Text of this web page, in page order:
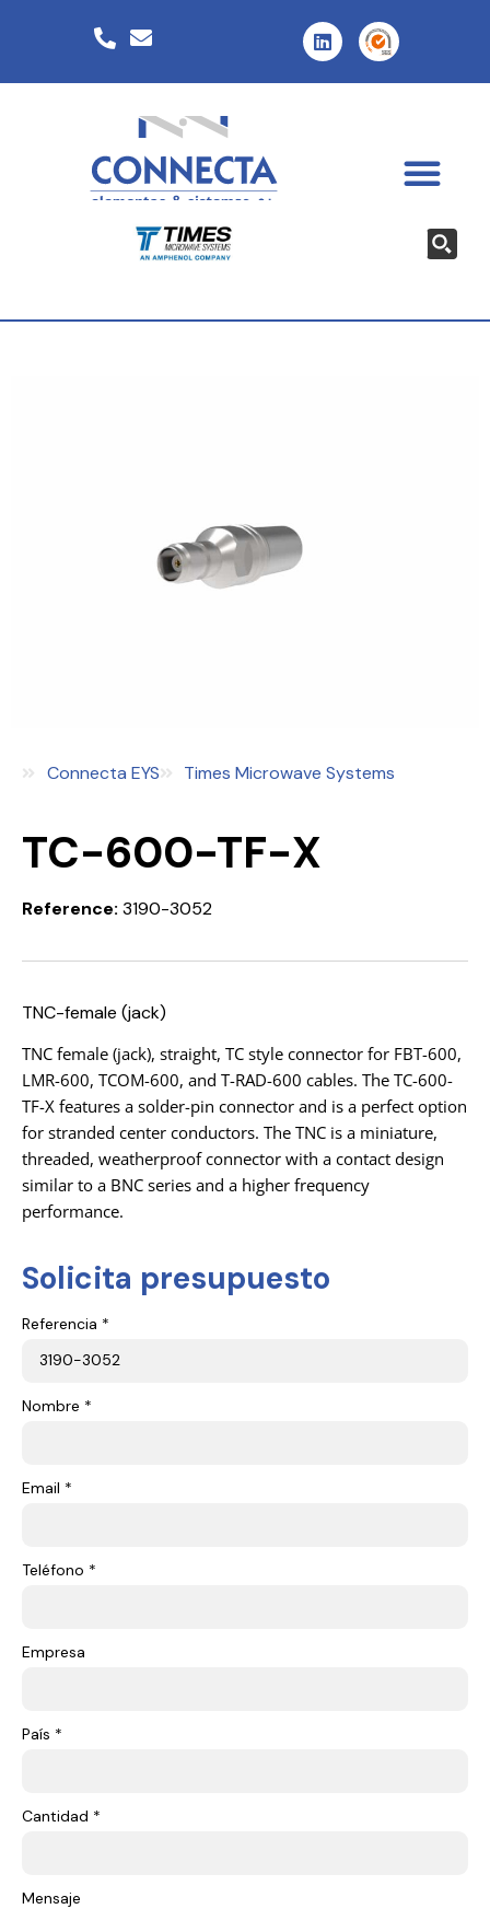
Connecta EYS Times Microwave Systems
TC-600-TF-X
Reference: 3190-3052
TNC-female (jack)
TNC female (jack), straight, TC style connector for FBT-600,
LMR-600, TCOM-600, and T-RAD-600 cables. The TC-600-
TF-X features a solder-pin connector and is a perfect option
for stranded center conductors. The TNC is a miniature,
threaded, weatherproof connector with a contact design
similar to a BNC series and a higher frequency
performance.
Solicita presupuesto
Referencia *
Nombre *
Email *
Teléfono *
Empresa
País *
Cantidad *
Mensaje